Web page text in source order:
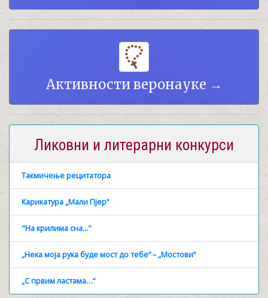
Активности веронауке →
Ликовни и литерарни конкурси
Такмичење рецитатора
Карикатура „Мали Пјер“
"На крилима сна..."
„Нека моја рука буде мост до тебе“ – „Мостови“
„С првим ластама…“